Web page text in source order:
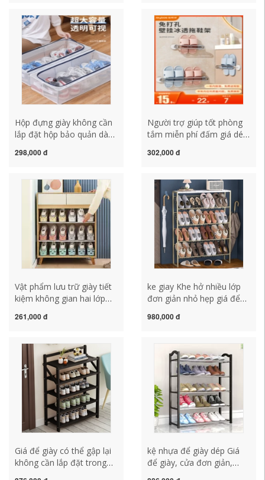
giay kệ giày gỗ 6 tầng
giầy dép bằng nhựa ke de
giay dep
Hộp đựng giày không cần
lắp đặt hộp bảo quản dày
tủ giày hiện vật lưu trữ
giá giày ke giày dép kệ để
298,000 đ
Người trợ giúp tốt phòng
tắm miễn phí đấm giá dép
hiện vật tường nhà vệ sinh
inox kệ để dép inox
302,000 đ
Vật phẩm lưu trữ giày tiết
kiệm không gian hai lớp
tốc độ Giá giày tủ giày
sắp xếp giày kệ giày thông
minh 3 tầng kệ giày dép
thông minh
261,000 đ
ke giay Khe hở nhiều lớp
đơn giản nhỏ hẹp giá để
kiệm không gian trong nhà
dép thông minh kệ giày
thông minh 3 tầng
980,000 đ
Giá để giày có thể gập lại
không cần lắp đặt trong
kệ nhựa để giày dép Giá
để giày, cửa đơn giản,